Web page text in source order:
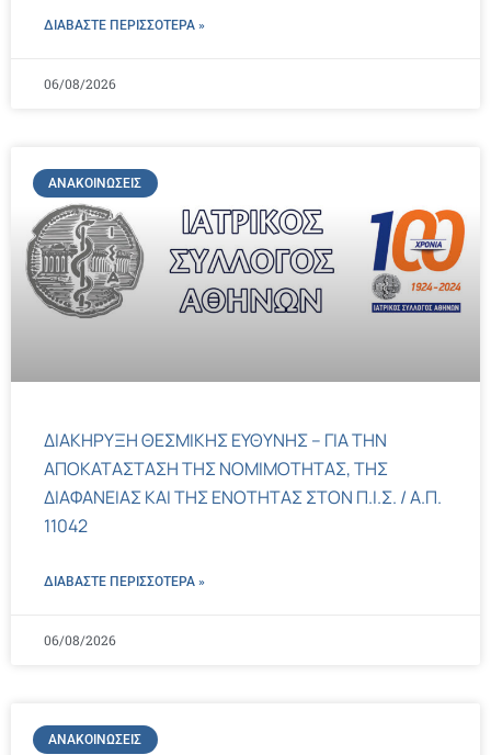
ΔΙΑΒΑΣΤΕ ΠΕΡΙΣΣΌΤΕΡΑ »
06/08/2026
ΑΝΑΚΟΙΝΏΣΕΙΣ
ΔΙΑΚΗΡΥΞΗ ΘΕΣΜΙΚΗΣ ΕΥΘΥΝΗΣ – ΓΙΑ ΤΗΝ
ΑΠΟΚΑΤΑΣΤΑΣΗ ΤΗΣ ΝΟΜΙΜΟΤΗΤΑΣ, ΤΗΣ
ΔΙΑΦΑΝΕΙΑΣ ΚΑΙ ΤΗΣ ΕΝΟΤΗΤΑΣ ΣΤΟΝ Π.Ι.Σ. / Α.Π.
11042
ΔΙΑΒΑΣΤΕ ΠΕΡΙΣΣΌΤΕΡΑ »
06/08/2026
ΑΝΑΚΟΙΝΏΣΕΙΣ